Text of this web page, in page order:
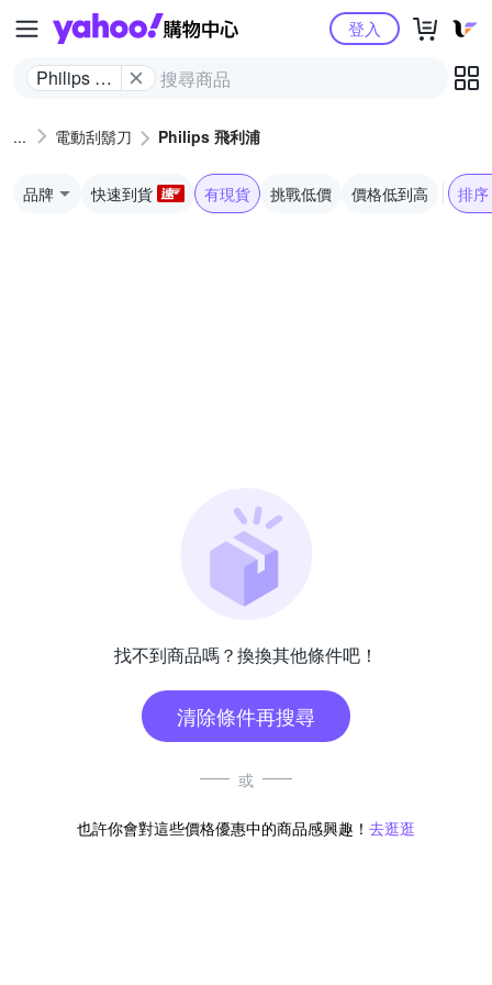
Yahoo購物中心
Philips 飛
登入
電動刮鬍刀 Philips 飛利浦
品牌 快速到貨 有現貨 挑戰低價 價格低到高 排序
找不到商品嗎？換換其他條件吧！
清除條件再搜尋
或
也許你會對這些價格優惠中的商品感興趣！ 去逛逛